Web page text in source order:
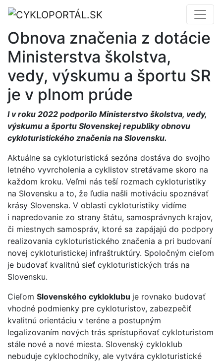
Obnova značenia z dotácie
Ministerstva školstva,
vedy, výskumu a športu SR
je v plnom prúde
I v roku 2022 podporilo Ministerstvo školstva, vedy,
výskumu a športu Slovenskej republiky obnovu
cykloturistického značenia na Slovensku.
Aktuálne sa cykloturistická sezóna dostáva do svojho
letného vyvrcholenia a cyklistov stretávame skoro na
každom kroku. Veľmi nás teší rozmach cykloturistiky
na Slovensku a to, že ľudia našli motiváciu spoznávať
krásy Slovenska. V oblasti cykloturistiky vidíme
i napredovanie zo strany štátu, samosprávnych krajov,
či miestnych samospráv, ktoré sa zapájajú do podpory
realizovania cykloturistického značenia a pri budovaní
novej cykloturistickej infraštruktúry. Spoločným cieľom
je budovať kvalitnú sieť cykloturistických trás na
Slovensku.
Cieľom Slovenského cykloklubu je rovnako budovať
vhodné podmienky pre cykloturistov, zabezpečiť
kvalitnú orientáciu v teréne a postupným
legalizovaním nových trás sprístupňovať cykloturistom
stále nové a nové miesta. Slovenský cykloklub
nebuduje cyklochodníky, ale vytvára cykloturistické